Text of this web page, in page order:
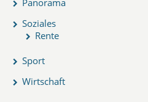
Soziales
Rente
Sport
Wirtschaft